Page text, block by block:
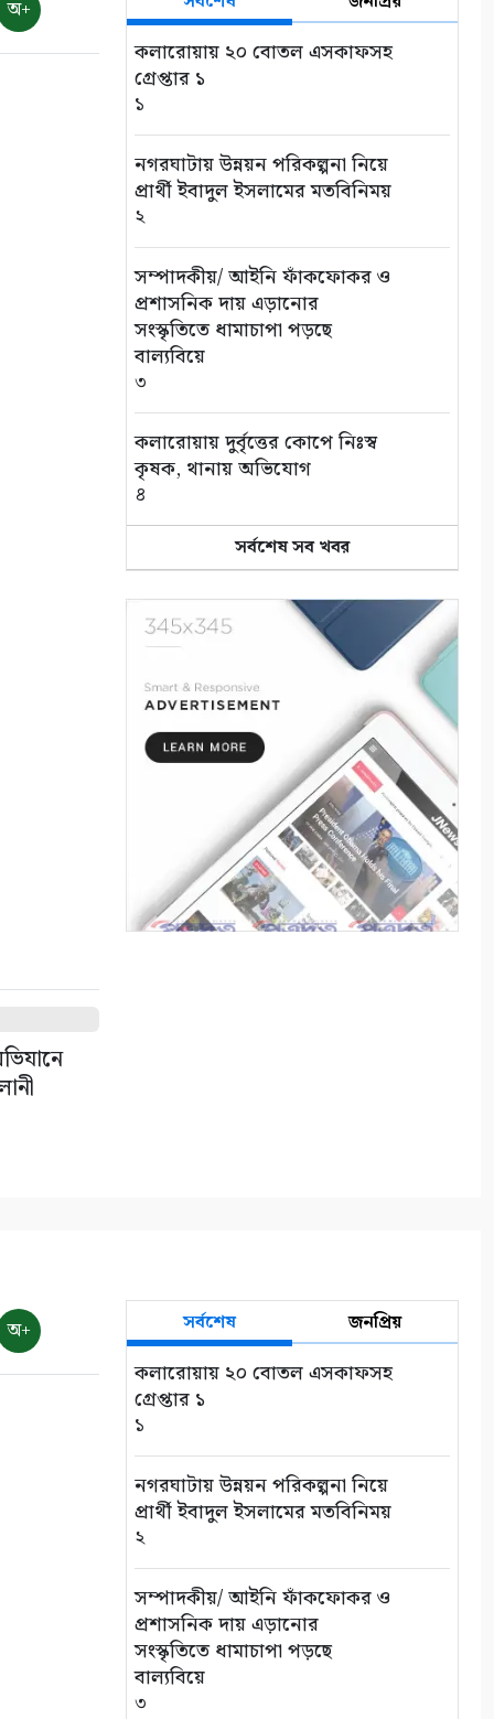
অ+
কলারোয়ায় ২০ বোতল এসকাফসহ
গ্রেপ্তার ১
১
নগরঘাটায় উন্নয়ন পরিকল্পনা নিয়ে
প্রার্থী ইবাদুল ইসলামের মতবিনিময়
২
সম্পাদকীয়/ আইনি ফাঁকফোকর ও
প্রশাসনিক দায় এড়ানোর
সংস্কৃতিতে ধামাচাপা পড়ছে
বাল্যবিয়ে
৩
কলারোয়ায় দুর্বৃত্তের কোপে নিঃস্ব
কৃষক, থানায় অভিযোগ
৪
সড়ক পথে চাঁদাবাজি বন্ধে সর্বোচ্চ
কঠোর অবস্থান: বাস ও ট্রাক
মালিক সমিতির সাথে জেলা
পুলিশের মতবিনিময়
কলারোয়ার জয়নগরে সরকারি গাছ
আত্মসাতের চেষ্টা, এলাকাবাসীর
বাধার মুখে পন্ড
আশাশুনিতে পৃথক অভিযানে ৩
আসামি গ্রেপ্তার
৭
সর্বশেষ সব খবর
অ+ সর্বশেষ জনপ্রিয়
কলারোয়ায় ২০ বোতল এসকাফসহ
গ্রেপ্তার ১
১
নগরঘাটায় উন্নয়ন পরিকল্পনা নিয়ে
প্রার্থী ইবাদুল ইসলামের মতবিনিময়
২
সম্পাদকীয়/ আইনি ফাঁকফোকর ও
প্রশাসনিক দায় এড়ানোর
সংস্কৃতিতে ধামাচাপা পড়ছে
বাল্যবিয়ে
৩